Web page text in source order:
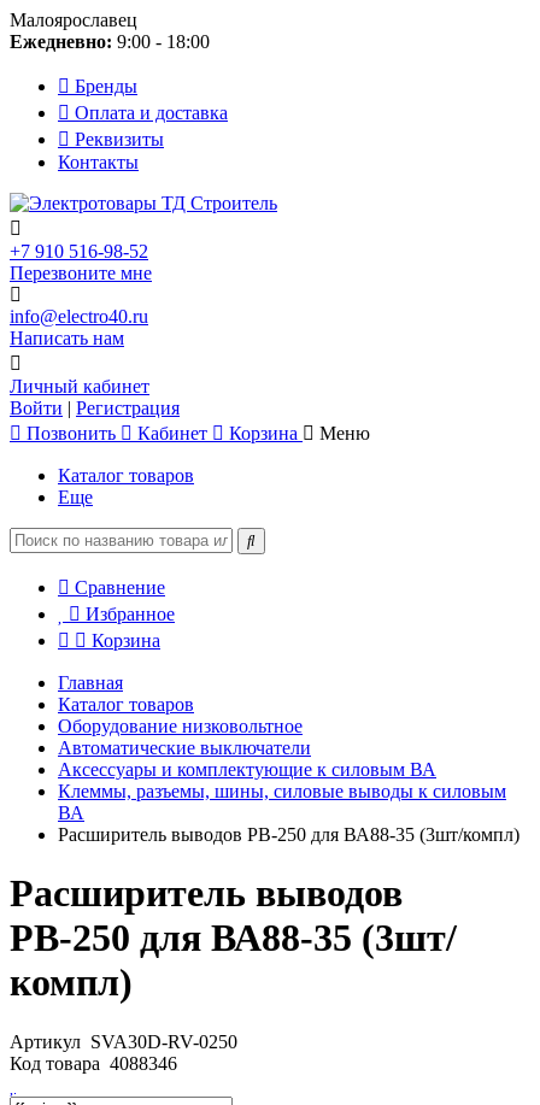
Малоярославец
Ежедневно: 9:00 - 18:00
Бренды
Оплата и доставка
Реквизиты
Контакты
+7 910 516-98-52
Перезвоните мне
info@electro40.ru
Написать нам
Личный кабинет
Войти | Регистрация
Позвонить
Кабинет Корзина Меню
Каталог товаров
Еще
Сравнение
Избранное
Корзина
Главная
Каталог товаров
Оборудование низковольтное
Автоматические выключатели
Аксессуары и комплектующие к силовым ВА
Клеммы, разъемы, шины, силовые выводы к силовым
ВА
Расширитель выводов РВ-250 для ВА88-35 (3шт/компл)
Расширитель выводов
РВ-250 для ВА88-35 (3шт/
компл)
Артикул SVA30D-RV-0250
Код товара 4088346